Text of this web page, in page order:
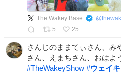
The Wakey Base @
5
25
さんじのままてぃさん、み
さん、えまちさん、おはよ
#TheWakeyShow #ウェイ